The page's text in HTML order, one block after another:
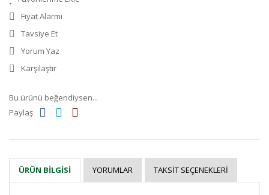
Fiyat Alarmı
Tavsiye Et
Yorum Yaz
Karşılaştır
Bu ürünü beğendiysen...
Paylaş
ÜRÜN BILGISI YORUMLAR TAKSIT SEÇENEKLERI